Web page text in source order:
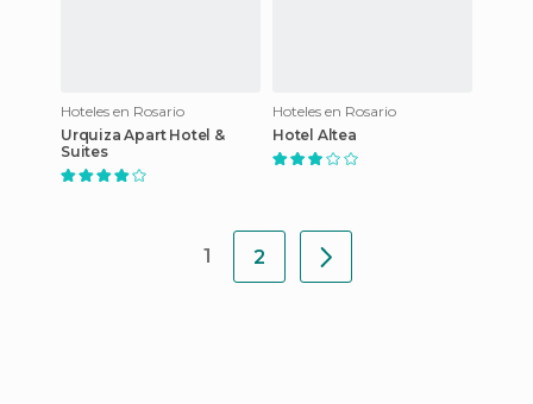
Hoteles en Rosario
Urquiza Apart Hotel &
Suites
Hoteles en Rosario
Hotel Altea
1 2